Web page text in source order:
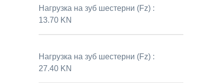
Нагрузка на зуб шестерни (Fz) :
13.70 KN
Нагрузка на зуб шестерни (Fz) :
27.40 KN